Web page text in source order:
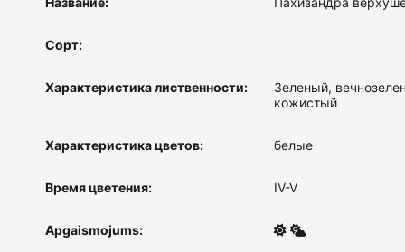
Сорт:
Характеристика лиственности:
Зеленый,
кожистый
Характеристика цветов: белые
Время цветения: IV-V
Apgaismojums: